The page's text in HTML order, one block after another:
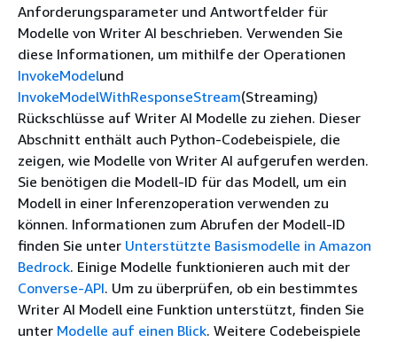
Anforderungsparameter und Antwortfelder für
Modelle von Writer AI beschrieben. Verwenden Sie
diese Informationen, um mithilfe der Operationen
InvokeModelund
InvokeModelWithResponseStream(Streaming)
Rückschlüsse auf Writer AI Modelle zu ziehen. Dieser
Abschnitt enthält auch Python-Codebeispiele, die
zeigen, wie Modelle von Writer AI aufgerufen werden.
Sie benötigen die Modell-ID für das Modell, um ein
Modell in einer Inferenzoperation verwenden zu
können. Informationen zum Abrufen der Modell-ID
finden Sie unter Unterstützte Basismodelle in Amazon
Bedrock. Einige Modelle funktionieren auch mit der
Converse-API. Um zu überprüfen, ob ein bestimmtes
Writer AI Modell eine Funktion unterstützt, finden Sie
unter Modelle auf einen Blick. Weitere Codebeispiele